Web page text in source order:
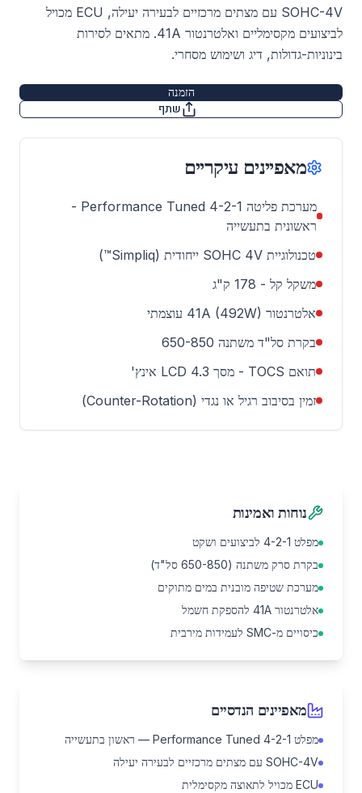
SOHC-4V עם מצתים מרכזיים לבעירה יעילה, ECU מכויל
לביצועים מקסימליים ואלטרנטור 41A. מתאים לסירות
בינוניות-גדולות, דיג ושימוש מסחרי.
הזמנה
שתף
מאפיינים עיקריים
מערכת פליטה 4-2-1 Performance Tuned -
ראשונית בתעשייה
טכנולוגיית SOHC 4V ייחודית (Simpliq™)
משקל קל - 178 ק"ג
אלטרנטור 41A (492W) עוצמתי
בקרת סל"ד משתנה 650-850
תואם TOCS - מסך LCD 4.3 אינץ'
זמין בסיבוב רגיל או נגדי (Counter-Rotation)
נוחות ואמינות
מפלט 4-2-1 לביצועים ושקט
בקרת סרק משתנה (650-850 סל"ד)
מערכת שטיפה מובנית במים מתוקים
אלטרנטור 41A להספקת חשמל
כיסויים מ-SMC לעמידות מירבית
מאפיינים הנדסיים
מפלט Performance Tuned 4-2-1 — ראשון בתעשייה
SOHC-4V עם מצתים מרכזיים לבעירה יעילה
ECU מכויל לתאוצה מקסימלית